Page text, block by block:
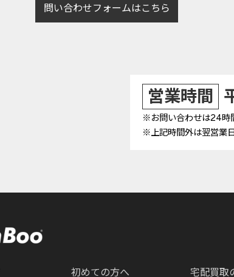
問い合わせフォームはこちら
営業時間
※お問い合わせは24時
※上記時間外は翌営業
初めての方へ 宅配買取